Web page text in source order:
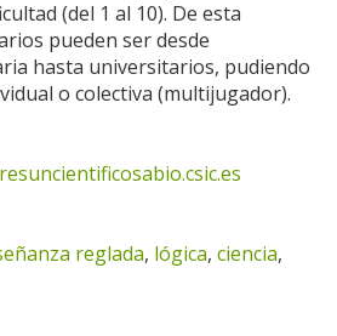
(del 1 al 10). De esta
pueden ser desde
hasta universitarios, pudiendo
o colectiva (multijugador).
reglada, lógica, ciencia,